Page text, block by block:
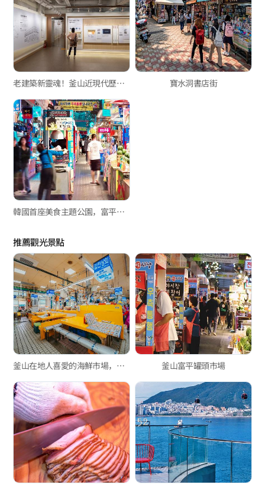
老建築新靈魂！釜山近現代歷史館別館的蛻變，新概念複合文化空間 寶水洞書店街
韓國首座美食主題公園，富平罐頭夜市
推薦觀光景點
釜山在地人喜愛的海鮮市場，新東亞水產綜合市場與玄風餐廳 釜山富平罐頭市場